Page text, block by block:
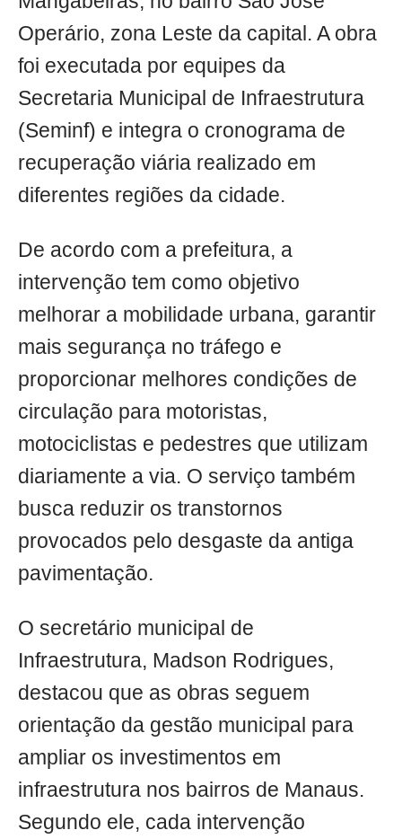
Operário, zona Leste da capital. A obra
foi executada por equipes da
Secretaria Municipal de Infraestrutura
(Seminf) e integra o cronograma de
recuperação viária realizado em
diferentes regiões da cidade.
De acordo com a prefeitura, a
intervenção tem como objetivo
melhorar a mobilidade urbana, garantir
mais segurança no tráfego e
proporcionar melhores condições de
circulação para motoristas,
motociclistas e pedestres que utilizam
diariamente a via. O serviço também
busca reduzir os transtornos
provocados pelo desgaste da antiga
pavimentação.
O secretário municipal de
Infraestrutura, Madson Rodrigues,
destacou que as obras seguem
orientação da gestão municipal para
ampliar os investimentos em
infraestrutura nos bairros de Manaus.
Segundo ele, cada intervenção